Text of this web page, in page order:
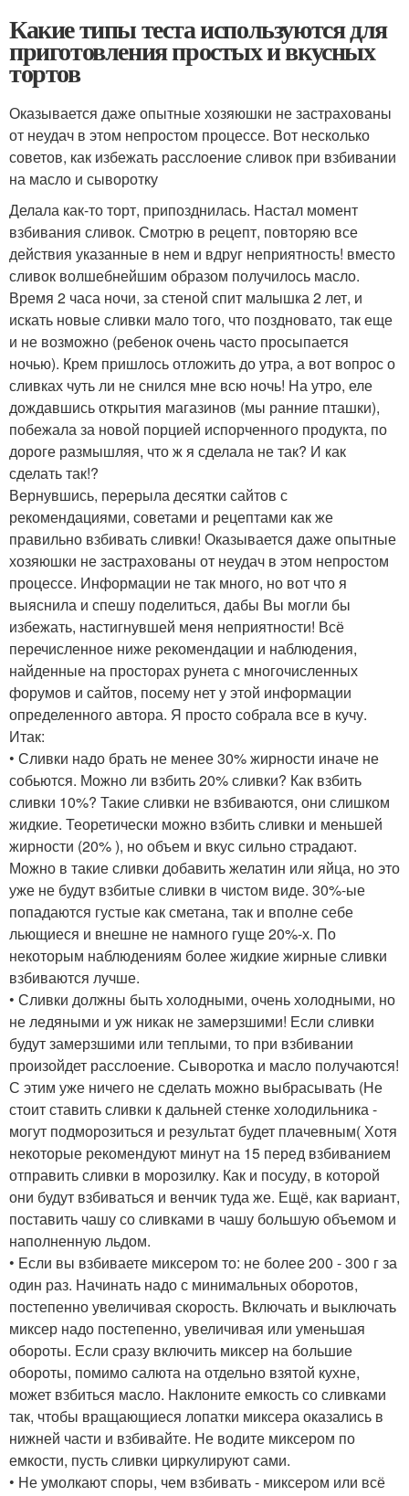
Какие типы теста используются для
приготовления простых и вкусных
тортов
Оказывается даже опытные хозяюшки не застрахованы
от неудач в этом непростом процессе. Вот несколько
советов, как избежать расслоение сливок при взбивании
на масло и сыворотку
Делала как-то торт, припозднилась. Настал момент
взбивания сливок. Смотрю в рецепт, повторяю все
действия указанные в нем и вдруг неприятность! вместо
сливок волшебнейшим образом получилось масло.
Время 2 часа ночи, за стеной спит малышка 2 лет, и
искать новые сливки мало того, что поздновато, так еще
и не возможно (ребенок очень часто просыпается
ночью). Крем пришлось отложить до утра, а вот вопрос о
сливках чуть ли не снился мне всю ночь! На утро, еле
дождавшись открытия магазинов (мы ранние пташки),
побежала за новой порцией испорченного продукта, по
дороге размышляя, что ж я сделала не так? И как
сделать так!?
Вернувшись, перерыла десятки сайтов с
рекомендациями, советами и рецептами как же
правильно взбивать сливки! Оказывается даже опытные
хозяюшки не застрахованы от неудач в этом непростом
процессе. Информации не так много, но вот что я
выяснила и спешу поделиться, дабы Вы могли бы
избежать, настигнувшей меня неприятности! Всё
перечисленное ниже рекомендации и наблюдения,
найденные на просторах рунета с многочисленных
форумов и сайтов, посему нет у этой информации
определенного автора. Я просто собрала все в кучу.
Итак:
• Сливки надо брать не менее 30% жирности иначе не
собьются. Можно ли взбить 20% сливки? Как взбить
сливки 10%? Такие сливки не взбиваются, они слишком
жидкие. Теоретически можно взбить сливки и меньшей
жирности (20% ), но объем и вкус сильно страдают.
Можно в такие сливки добавить желатин или яйца, но это
уже не будут взбитые сливки в чистом виде. 30%-ые
попадаются густые как сметана, так и вполне себе
льющиеся и внешне не намного гуще 20%-х. По
некоторым наблюдениям более жидкие жирные сливки
взбиваются лучше.
• Сливки должны быть холодными, очень холодными, но
не ледяными и уж никак не замерзшими! Если сливки
будут замерзшими или теплыми, то при взбивании
произойдет расслоение. Сыворотка и масло получаются!
С этим уже ничего не сделать можно выбрасывать (Не
стоит ставить сливки к дальней стенке холодильника -
могут подморозиться и результат будет плачевным( Хотя
некоторые рекомендуют минут на 15 перед взбиванием
отправить сливки в морозилку. Как и посуду, в которой
они будут взбиваться и венчик туда же. Ещё, как вариант,
поставить чашу со сливками в чашу большую объемом и
наполненную льдом.
• Если вы взбиваете миксером то: не более 200 - 300 г за
один раз. Начинать надо с минимальных оборотов,
постепенно увеличивая скорость. Включать и выключать
миксер надо постепенно, увеличивая или уменьшая
обороты. Если сразу включить миксер на большие
обороты, помимо салюта на отдельно взятой кухне,
может взбиться масло. Наклоните емкость со сливками
так, чтобы вращающиеся лопатки миксера оказались в
нижней части и взбивайте. Не водите миксером по
емкости, пусть сливки циркулируют сами.
• Не умолкают споры, чем взбивать - миксером или всё